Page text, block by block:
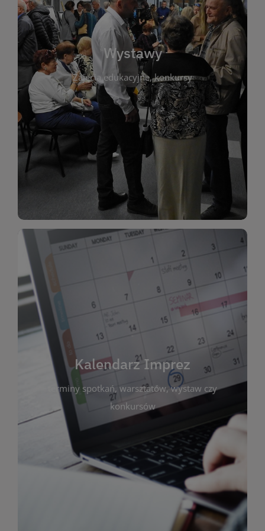
Wystawy
Zajęcia edukacyjne, konkursy
Wystawy
Biblioteka organizuje prezentujące zarówno
sztukę lokalnych twórców, jak i zbiory tematyczne.
W tej sekcji znajdziesz informacje o aktualnych
ekspozycjach oraz archiwum wystaw z
poprzednich lat. Prezentowane prace obejmują
malarstwo, fotografię, rękodzieło i inne formy
artystyczne. Każda wystawa to wyjątkowa okazja
do kontaktu z kulturą i sztuką w przestrzeni
biblioteki. Serdecznie zapraszamy wszystkich
Kalendarz Imprez
terminy spotkań, warsztatów, wystaw czy
konkursów
Kalendarz Imprez
Zakładka ta gromadzi wszystkie planowane
wydarzenia kulturalne i edukacyjne organizowane
przez bibliotekę. Możesz tu sprawdzić terminy
spotkań, warsztatów, wystaw czy konkursów.
Dzięki przejrzystemu kalendarzowi łatwo
zaplanujesz udział w interesujących Cię
wydarzeniach. Aktualizujemy harmonogram na
bieżąco, by zawsze był zgodny z planem pracy
biblioteki. Zapraszamy do śledzenia i uczestnictwa
w życiu kulturalnym miasta!
WIĘCEJ